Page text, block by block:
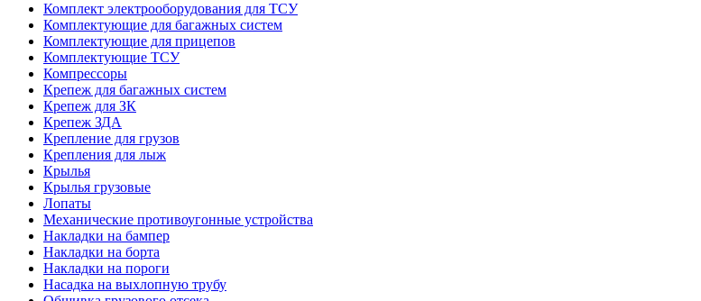
Комплект электрооборудования для ТСУ
Комплектующие для багажных систем
Комплектующие для прицепов
Комплектующие ТСУ
Компрессоры
Крепеж для багажных систем
Крепеж для ЗК
Крепеж ЗДА
Крепление для грузов
Крепления для лыж
Крылья
Крылья грузовые
Лопаты
Механические противоугонные устройства
Накладки на бампер
Накладки на борта
Накладки на пороги
Насадка на выхлопную трубу